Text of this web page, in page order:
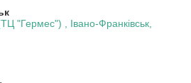
"Гермес") , Івано-Франківськ,